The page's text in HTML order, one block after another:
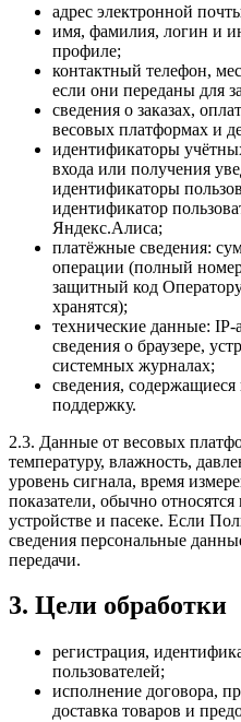
адрес электронной
имя, фамилия, логин и
профиле;
контактный телефон,
если они переданы для
сведения о заказах,
весовых платформах и
идентификаторы
входа или получения
идентификаторы
идентификатор
Яндекс.Алиса;
платёжные сведения:
операции (полный
защитный код
хранятся);
технические данные: IP-
сведения о браузере,
системных журналах;
сведения,
поддержку.
2.3. Данные от весовых
температуру, влажность,
уровень сигнала, время
показатели, обычно
устройстве и пасеке. Если
сведения персональные
передачи.
3. Цели обработки
регистрация,
пользователей;
исполнение договора,
доставка товаров и